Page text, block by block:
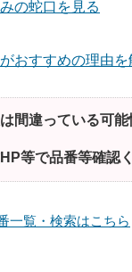
の蛇口を見る
おすすめの理由を
間違っている可能
等で品番等確認
一覧・検索はこちら